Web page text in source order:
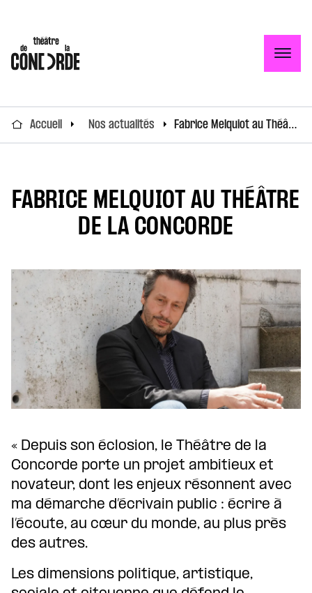
Accueil Nos actualités Fabrice Melquiot au Théâtre de la Concorde
FABRICE MELQUIOT AU THÉÂTRE
DE LA CONCORDE
« Depuis son éclosion, le Théâtre de la
Concorde porte un projet ambitieux et
novateur, dont les enjeux résonnent avec
ma démarche d’écrivain public : écrire à
l’écoute, au cœur du monde, au plus près
des autres.
Les dimensions politique, artistique,